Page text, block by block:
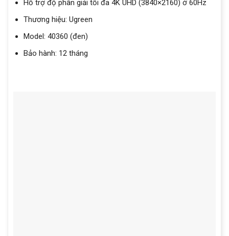
Hỗ trợ độ phân giải tối đa 4K UHD (3840×2160) ở 60Hz
Thương hiệu: Ugreen
Model: 40360 (đen)
Bảo hành: 12 tháng